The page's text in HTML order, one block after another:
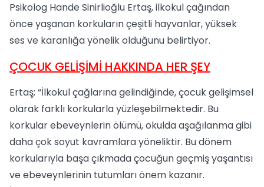
Psikolog Hande Sinirlioğlu Ertaş, ilkokul çağından
önce yaşanan korkuların çeşitli hayvanlar, yüksek
ses ve karanlığa yönelik olduğunu belirtiyor.
ÇOCUK GELİŞİMİ HAKKINDA HER ŞEY
Ertaş; “İlkokul çağlarına gelindiğinde, çocuk gelişimsel
olarak farklı korkularla yüzleşebilmektedir. Bu
korkular ebeveynlerin ölümü, okulda aşağılanma gibi
daha çok soyut kavramlara yöneliktir. Bu dönem
korkularıyla başa çıkmada çocuğun geçmiş yaşantısı
ve ebeveynlerinin tutumları önem kazanır.